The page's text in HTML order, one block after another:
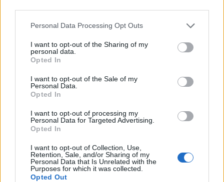
Please note that this website/app uses one or more Google
not limited to your visit or usage behaviour. You may click to
grant or deny consent to Google and its third-party tags to
use your data for below specified purposes in below Google
consent section.
Personal Data Processing Opt Outs
I want to opt-out of the Sharing of my
personal data.
Opted In
I want to opt-out of the Sale of my
Personal Data.
Opted In
I want to opt-out of processing my
Personal Data for Targeted Advertising.
Opted In
I want to opt-out of Collection, Use,
Retention, Sale, and/or Sharing of my
Personal Data that Is Unrelated with the
Purposes for which it was collected.
Opted Out
Condividi l'articolo
F
a
ce
b
o
o
T
w
it
te
r
Pi
n
te
re
st
W
at
A
p
p
S
a
Articolo precedente
Prossimo articolo
NOTIZIE RECENTI
Controlli rafforzati in Costa Smeralda, 20
arresti e 135 denunce